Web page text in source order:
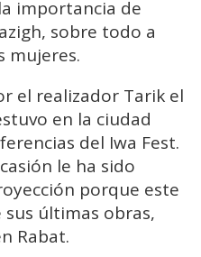
importancia de
sobre todo a
mujeres.
el realizador Tarik el
en la ciudad
del Iwa Fest.
le ha sido
porque este
últimas obras,
Rabat.